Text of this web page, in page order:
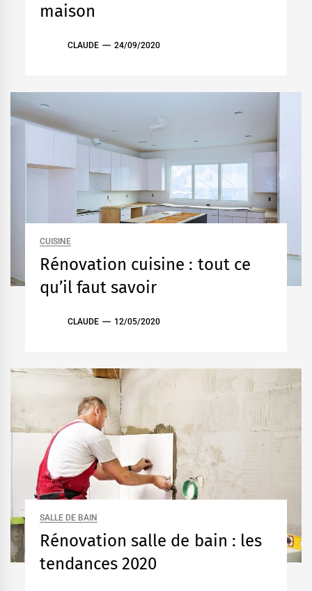
maison
CLAUDE 24/09/2020
CUISINE
Rénovation cuisine : tout ce
qu’il faut savoir
CLAUDE 12/05/2020
SALLE DE BAIN
Rénovation salle de bain : les
tendances 2020